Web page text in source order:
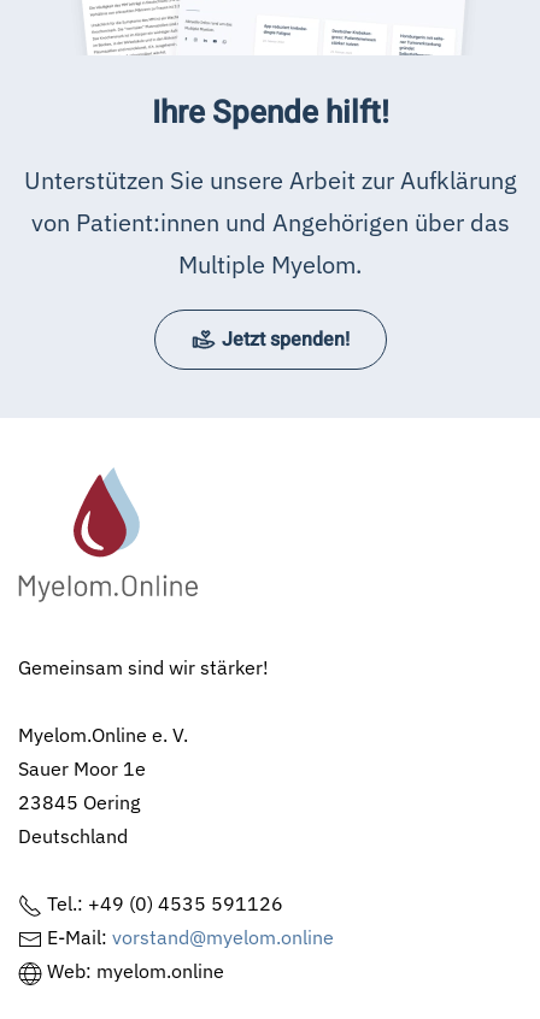
Ihre Spende hilft!
Unterstützen Sie unsere Arbeit zur Aufklärung
von Patient:innen und Angehörigen über das
Multiple Myelom.
Jetzt spenden!
Gemeinsam sind wir stärker!
Myelom.Online e. V.
Sauer Moor 1e
23845 Oering
Deutschland
Tel.: +49 (0) 4535 591126
E-Mail: vorstand@myelom.online
Web: myelom.online